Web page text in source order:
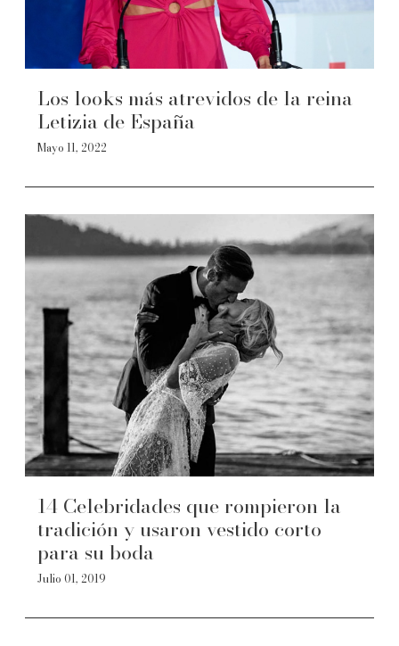
Los looks más atrevidos de la reina
Letizia de España
Mayo 11, 2022
14 Celebridades que rompieron la
tradición y usaron vestido corto
para su boda
Julio 01, 2019